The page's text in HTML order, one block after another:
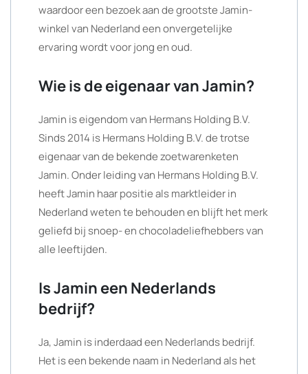
waardoor een bezoek aan de grootste Jamin-
winkel van Nederland een onvergetelijke
ervaring wordt voor jong en oud.
Wie is de eigenaar van Jamin?
Jamin is eigendom van Hermans Holding B.V.
Sinds 2014 is Hermans Holding B.V. de trotse
eigenaar van de bekende zoetwarenketen
Jamin. Onder leiding van Hermans Holding B.V.
heeft Jamin haar positie als marktleider in
Nederland weten te behouden en blijft het merk
geliefd bij snoep- en chocoladeliefhebbers van
alle leeftijden.
Is Jamin een Nederlands
bedrijf?
Ja, Jamin is inderdaad een Nederlands bedrijf.
Het is een bekende naam in Nederland als het